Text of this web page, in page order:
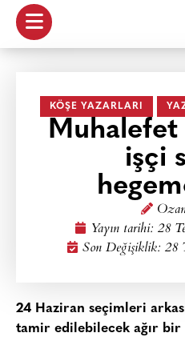
KÖŞE YAZARLARI
işçi
Yayın tarihi: 28
Son Değişiklik: 28
24 Haziran seçimleri
tamir edilebilecek ağır bir